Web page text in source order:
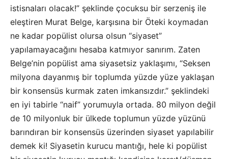
istisnaları olacak!” şeklinde çocuksu bir serzeniş ile
eleştiren Murat Belge, karşısına bir Öteki koymadan
ne kadar popülist olursa olsun “siyaset”
yapılamayacağını hesaba katmıyor sanırım. Zaten
Belge’nin popülist ama siyasetsiz yaklaşımı, “Seksen
milyona dayanmış bir toplumda yüzde yüze yaklaşan
bir konsensüs kurmak zaten imkansızdır.” şeklindeki
en iyi tabirle “naif” yorumuyla ortada. 80 milyon değil
de 10 milyonluk bir ülkede toplumun yüzde yüzünü
barındıran bir konsensüs üzerinden siyaset yapılabilir
demek ki! Siyasetin kurucu mantığı, hele ki popülist